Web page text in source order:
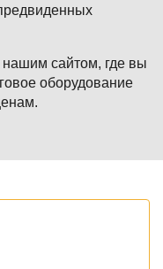
сайтом, где вы
оборудование